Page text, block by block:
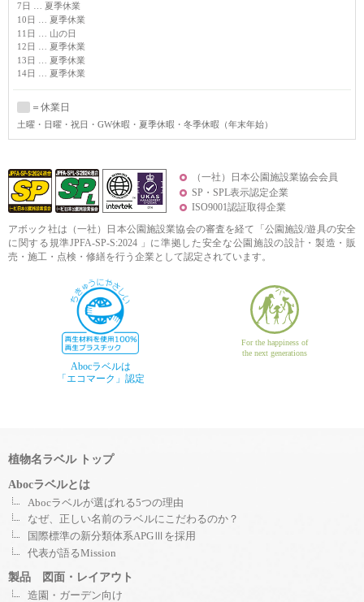
7日 … 夏季休業
10日 … 夏季休業
11日 … 山の日
12日 … 夏季休業
13日 … 夏季休業
14日 … 夏季休業
＝休業日
土曜・日曜・祝日・GW休暇・夏季休暇・冬季休暇（年末年始）
（一社）日本公園施設業協会会員
SP・SPL表示認定企業
ISO9001認証取得企業
アボック社は（一社）日本公園施設業協会の審査を経て「公園施設/遊具の安全
に関する規準JPFA-SP-S:2024 」に準拠した安全な公園施設の設計・製造・販
売・施工・点検・修繕を行う企業として認定されています。
Abocラベルは
「エコマーク」認定
For the happiness of
the next generations
植物名ラベル トップ
Abocラベルとは
Abocラベルが選ばれる5つの理由
なぜ、正しい名前のラベルにこだわるのか？
国際標準の新分類体系APGⅢを採用
代表が語るMission
製品 図面・レイアウト
造園・ガーデン向け